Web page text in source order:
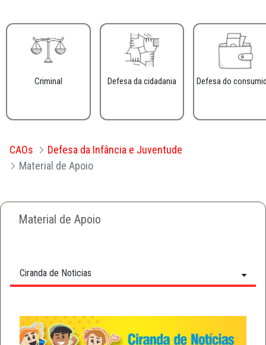
Criminal Defesa da cidadania Defesa do
CAOs
Defesa da Infância e Juventude
Material de Apoio
Material de Apoio
Ciranda de Noticias